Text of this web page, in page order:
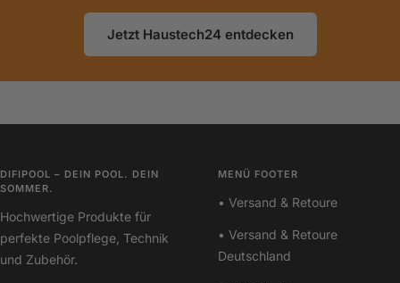
Jetzt Haustech24 entdecken
DIFIPOOL – DEIN POOL. DEIN
SOMMER.
Hochwertige Produkte für
perfekte Poolpflege, Technik
und Zubehör.
MENÜ FOOTER
• Versand & Retoure
• Versand & Retoure
Deutschland